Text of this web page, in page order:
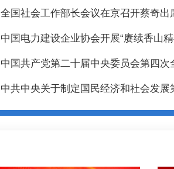
全国社会工作部长会议在京召开蔡奇出
中国电力建设企业协会开展“赓续香山
中国共产党第二十届中央委员会第四次
中共中央关于制定国民经济和社会发